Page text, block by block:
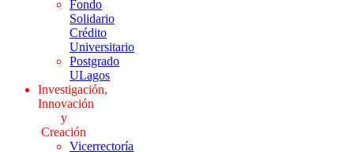
Fondo
Solidario
Crédito
Universitario
Postgrado
ULagos
Investigación,
Innovación
y
Creación
Vicerrectoría